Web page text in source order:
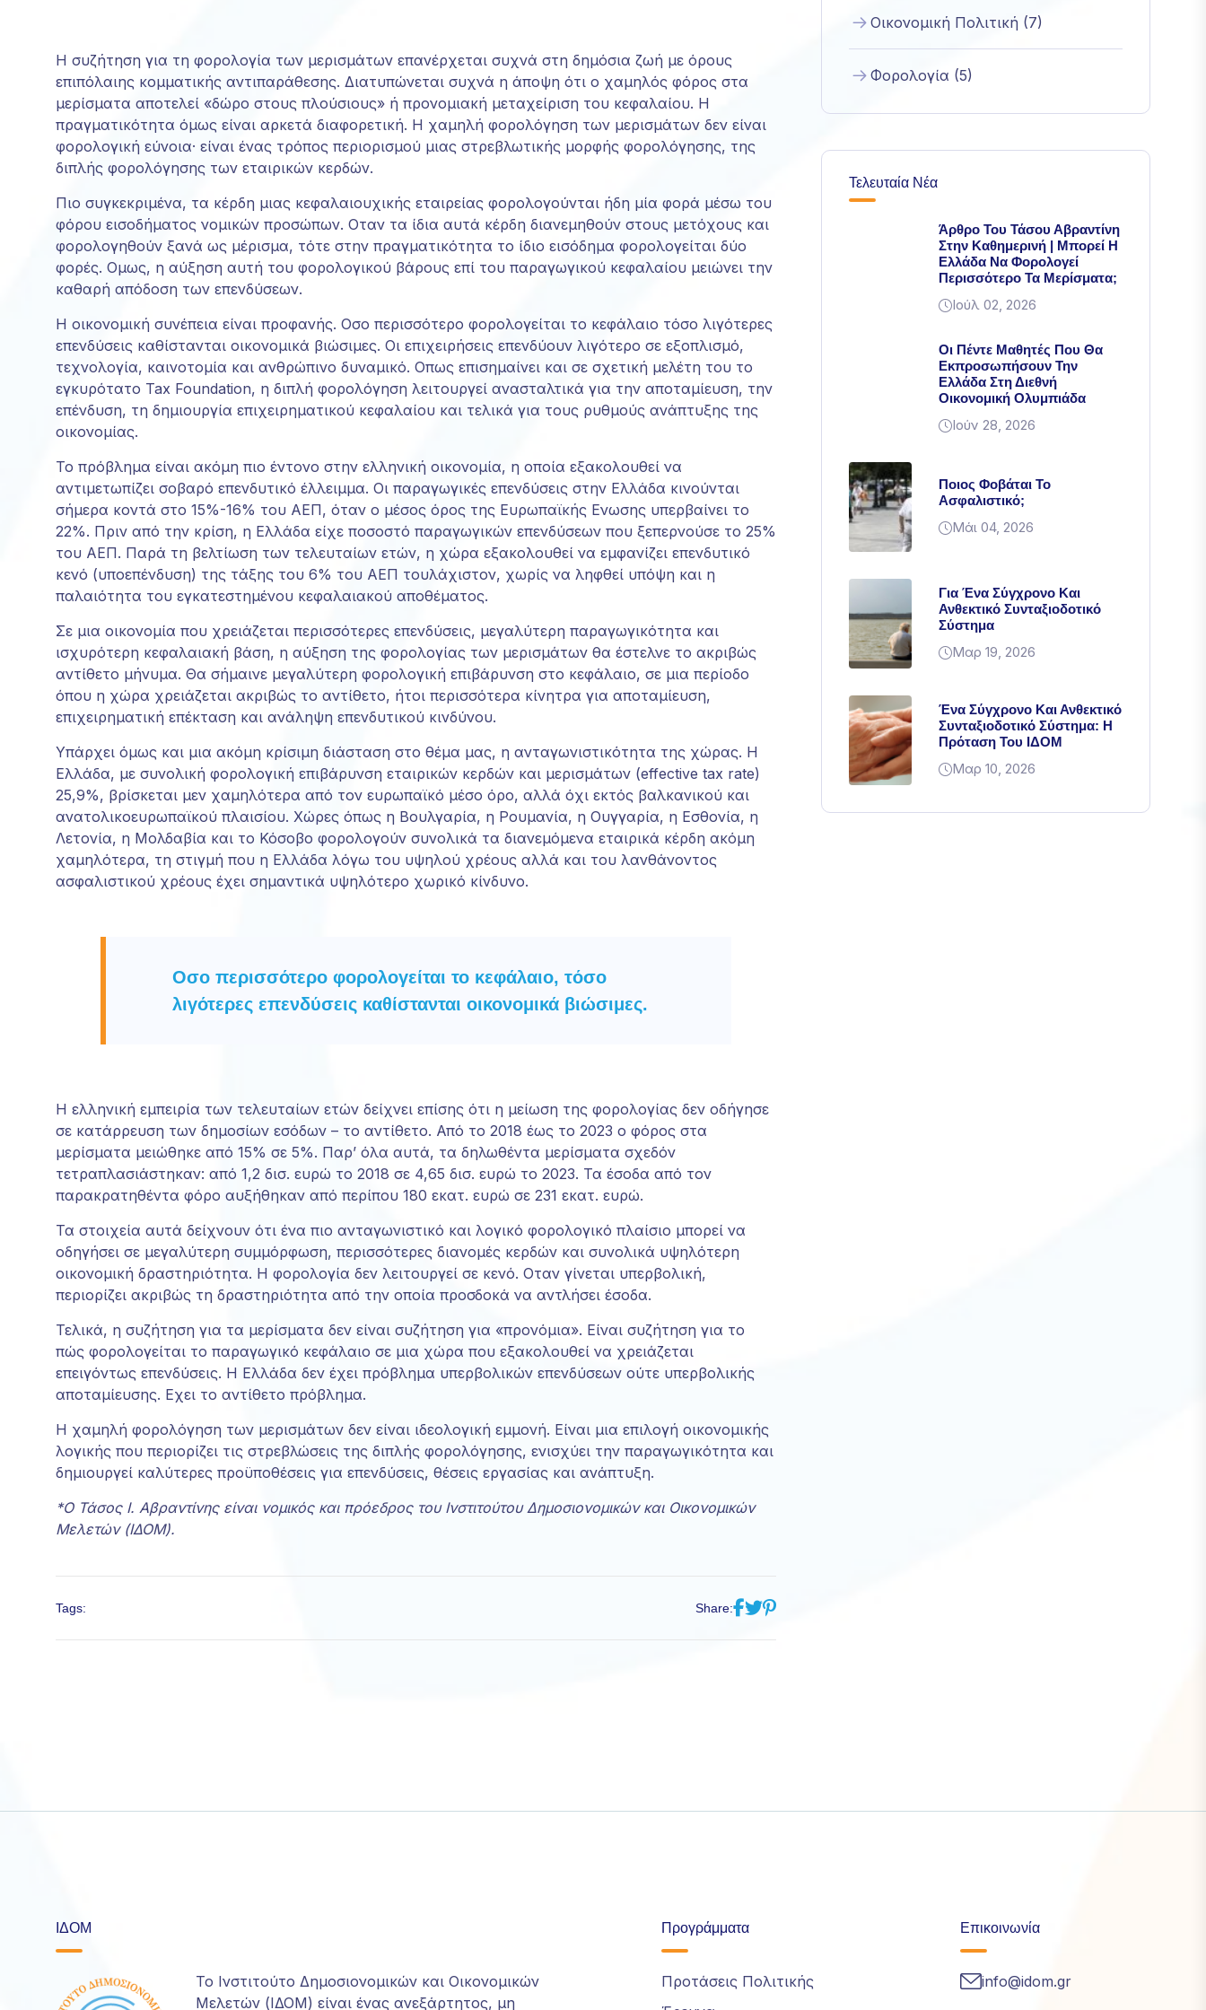
Η συζήτηση για τη φορολογία των μερισμάτων επανέρχεται συχνά στη δημόσια ζωή με όρους
επιπόλαιης κομματικής αντιπαράθεσης. Διατυπώνεται συχνά η άποψη ότι ο χαμηλός φόρος στα
μερίσματα αποτελεί «δώρο στους πλούσιους» ή προνομιακή μεταχείριση του κεφαλαίου. Η
πραγματικότητα όμως είναι αρκετά διαφορετική. Η χαμηλή φορολόγηση των μερισμάτων δεν είναι
φορολογική εύνοια· είναι ένας τρόπος περιορισμού μιας στρεβλωτικής μορφής φορολόγησης, της
διπλής φορολόγησης των εταιρικών κερδών.
Πιο συγκεκριμένα, τα κέρδη μιας κεφαλαιουχικής εταιρείας φορολογούνται ήδη μία φορά μέσω του
φόρου εισοδήματος νομικών προσώπων. Οταν τα ίδια αυτά κέρδη διανεμηθούν στους μετόχους και
φορολογηθούν ξανά ως μέρισμα, τότε στην πραγματικότητα το ίδιο εισόδημα φορολογείται δύο
φορές. Ομως, η αύξηση αυτή του φορολογικού βάρους επί του παραγωγικού κεφαλαίου μειώνει την
καθαρή απόδοση των επενδύσεων.
Η οικονομική συνέπεια είναι προφανής. Οσο περισσότερο φορολογείται το κεφάλαιο τόσο λιγότερες
επενδύσεις καθίστανται οικονομικά βιώσιμες. Οι επιχειρήσεις επενδύουν λιγότερο σε εξοπλισμό,
τεχνολογία, καινοτομία και ανθρώπινο δυναμικό. Οπως επισημαίνει και σε σχετική μελέτη του το
εγκυρότατο Tax Foundation, η διπλή φορολόγηση λειτουργεί ανασταλτικά για την αποταμίευση, την
επένδυση, τη δημιουργία επιχειρηματικού κεφαλαίου και τελικά για τους ρυθμούς ανάπτυξης της
οικονομίας.
Το πρόβλημα είναι ακόμη πιο έντονο στην ελληνική οικονομία, η οποία εξακολουθεί να
αντιμετωπίζει σοβαρό επενδυτικό έλλειμμα. Οι παραγωγικές επενδύσεις στην Ελλάδα κινούνται
σήμερα κοντά στο 15%-16% του ΑΕΠ, όταν ο μέσος όρος της Ευρωπαϊκής Ενωσης υπερβαίνει το
22%. Πριν από την κρίση, η Ελλάδα είχε ποσοστό παραγωγικών επενδύσεων που ξεπερνούσε το 25%
του ΑΕΠ. Παρά τη βελτίωση των τελευταίων ετών, η χώρα εξακολουθεί να εμφανίζει επενδυτικό
κενό (υποεπένδυση) της τάξης του 6% του ΑΕΠ τουλάχιστον, χωρίς να ληφθεί υπόψη και η
παλαιότητα του εγκατεστημένου κεφαλαιακού αποθέματος.
Σε μια οικονομία που χρειάζεται περισσότερες επενδύσεις, μεγαλύτερη παραγωγικότητα και
ισχυρότερη κεφαλαιακή βάση, η αύξηση της φορολογίας των μερισμάτων θα έστελνε το ακριβώς
αντίθετο μήνυμα. Θα σήμαινε μεγαλύτερη φορολογική επιβάρυνση στο κεφάλαιο, σε μια περίοδο
όπου η χώρα χρειάζεται ακριβώς το αντίθετο, ήτοι περισσότερα κίνητρα για αποταμίευση,
επιχειρηματική επέκταση και ανάληψη επενδυτικού κινδύνου.
Υπάρχει όμως και μια ακόμη κρίσιμη διάσταση στο θέμα μας, η ανταγωνιστικότητα της χώρας. Η
Ελλάδα, με συνολική φορολογική επιβάρυνση εταιρικών κερδών και μερισμάτων (effective tax rate)
25,9%, βρίσκεται μεν χαμηλότερα από τον ευρωπαϊκό μέσο όρο, αλλά όχι εκτός βαλκανικού και
ανατολικοευρωπαϊκού πλαισίου. Χώρες όπως η Βουλγαρία, η Ρουμανία, η Ουγγαρία, η Εσθονία, η
Λετονία, η Μολδαβία και το Κόσοβο φορολογούν συνολικά τα διανεμόμενα εταιρικά κέρδη ακόμη
χαμηλότερα, τη στιγμή που η Ελλάδα λόγω του υψηλού χρέους αλλά και του λανθάνοντος
ασφαλιστικού χρέους έχει σημαντικά υψηλότερο χωρικό κίνδυνο.
Οσο περισσότερο φορολογείται το κεφάλαιο, τόσο
λιγότερες επενδύσεις καθίστανται οικονομικά βιώσιμες.
Η ελληνική εμπειρία των τελευταίων ετών δείχνει επίσης ότι η μείωση της φορολογίας δεν οδήγησε
σε κατάρρευση των δημοσίων εσόδων – το αντίθετο. Από το 2018 έως το 2023 ο φόρος στα
μερίσματα μειώθηκε από 15% σε 5%. Παρ’ όλα αυτά, τα δηλωθέντα μερίσματα σχεδόν
τετραπλασιάστηκαν: από 1,2 δισ. ευρώ το 2018 σε 4,65 δισ. ευρώ το 2023. Τα έσοδα από τον
παρακρατηθέντα φόρο αυξήθηκαν από περίπου 180 εκατ. ευρώ σε 231 εκατ. ευρώ.
Τα στοιχεία αυτά δείχνουν ότι ένα πιο ανταγωνιστικό και λογικό φορολογικό πλαίσιο μπορεί να
οδηγήσει σε μεγαλύτερη συμμόρφωση, περισσότερες διανομές κερδών και συνολικά υψηλότερη
οικονομική δραστηριότητα. Η φορολογία δεν λειτουργεί σε κενό. Οταν γίνεται υπερβολική,
περιορίζει ακριβώς τη δραστηριότητα από την οποία προσδοκά να αντλήσει έσοδα.
Τελικά, η συζήτηση για τα μερίσματα δεν είναι συζήτηση για «προνόμια». Είναι συζήτηση για το
πώς φορολογείται το παραγωγικό κεφάλαιο σε μια χώρα που εξακολουθεί να χρειάζεται
επειγόντως επενδύσεις. Η Ελλάδα δεν έχει πρόβλημα υπερβολικών επενδύσεων ούτε υπερβολικής
αποταμίευσης. Εχει το αντίθετο πρόβλημα.
Η χαμηλή φορολόγηση των μερισμάτων δεν είναι ιδεολογική εμμονή. Είναι μια επιλογή οικονομικής
λογικής που περιορίζει τις στρεβλώσεις της διπλής φορολόγησης, ενισχύει την παραγωγικότητα και
δημιουργεί καλύτερες προϋποθέσεις για επενδύσεις, θέσεις εργασίας και ανάπτυξη.
*Ο Τάσος Ι. Αβραντίνης είναι νομικός και πρόεδρος του Ινστιτούτου Δημοσιονομικών και Οικονομικών
Μελετών (ΙΔΟΜ).
Tags: Share:
Οικονομική Πολιτική (7)
Φορολογία (5)
Τελευταία Νέα
Άρθρο Του Τάσου Αβραντίνη
Στην Καθημερινή | Μπορεί Η
Ελλάδα Να Φορολογεί
Περισσότερο Τα Μερίσματα;
Ιούλ 02, 2026
Οι Πέντε Μαθητές Που Θα
Εκπροσωπήσουν Την
Ελλάδα Στη Διεθνή
Οικονομική Ολυμπιάδα
Ιούν 28, 2026
Ποιος Φοβάται Το
Ασφαλιστικό;
Μάι 04, 2026
Για Ένα Σύγχρονο Και
Ανθεκτικό Συνταξιοδοτικό
Σύστημα
Μαρ 19, 2026
Ένα Σύγχρονο Και Ανθεκτικό
Συνταξιοδοτικό Σύστημα: Η
Πρόταση Του ΙΔΟΜ
Μαρ 10, 2026
ΙΔΟΜ
Το Ινστιτούτο Δημοσιονομικών και Οικονομικών
Μελετών (ΙΔΟΜ) είναι ένας ανεξάρτητος, μη
Προγράμματα
Προτάσεις Πολιτικής
Επικοινωνία
info@idom.gr
structure,
based on
how the
website is
used.
Experience
Για να
μπορεί ο
ιστότοπός
μας να
δυνατόν
καλύτερα
κατά την
απορρίψετε
ορισμένες
λειτουργίες
του
ιστότοπου
θα πάψουν
να είναι
διαθέσιμες.
Marketing
Κοινοποιώντας
τα
ενδιαφέροντα
σας κατά την
επίσκεψή σας
στον ιστότοπό
μας, αυξάνετε
την πιθανότητα
να δείτε
εξατομικευμένο